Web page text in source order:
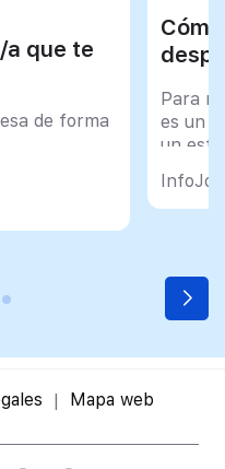
que te
de forma
Para
es un
un
Mapa web